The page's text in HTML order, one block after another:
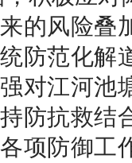
的风险叠
防范化解
对江河池
防抗救结
项防御工